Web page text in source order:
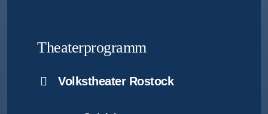
Theaterprogramm
Volkstheater Rostock